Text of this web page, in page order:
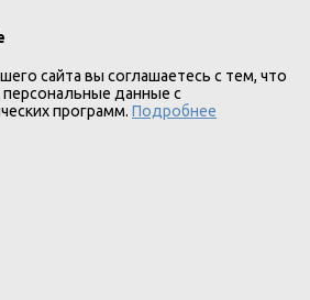
сайта вы соглашаетесь с тем, что
данные с
программ. Подробнее